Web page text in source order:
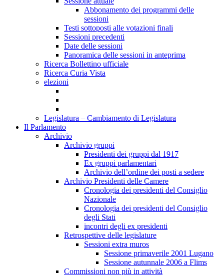
Abbonamento dei programmi delle
sessioni
Testi sottoposti alle votazioni finali
Sessioni precedenti
Date delle sessioni
Panoramica delle sessioni in anteprima
Ricerca Bollettino ufficiale
Ricerca Curia Vista
elezioni
Legislatura – Cambiamento di Legislatura
Il Parlamento
Archivio
Archivio gruppi
Presidenti dei gruppi dal 1917
Ex gruppi parlamentari
Archivio dell’ordine dei posti a sedere
Archivio Presidenti delle Camere
Cronologia dei presidenti del Consiglio
Nazionale
Cronologia dei presidenti del Consiglio
degli Stati
incontri degli ex presidenti
Retrospettive delle legislature
Sessioni extra muros
Sessione primaverile 2001 Lugano
Sessione autunnale 2006 a Flims
Commissioni non più in attività